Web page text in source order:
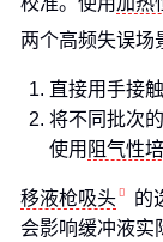
两个高频失误场
直接用手接触
将不同批次
使用 阻气性
移液枪吸头
的
会影响缓冲液实